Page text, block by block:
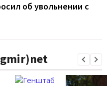
об увольнении с